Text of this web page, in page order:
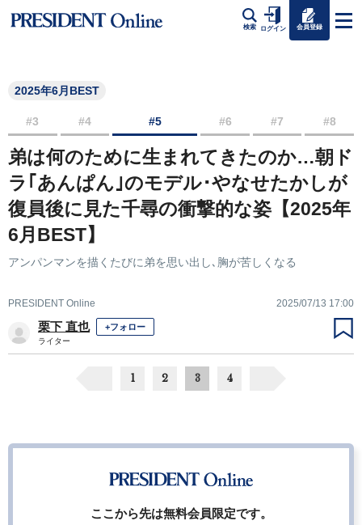
検索 ログイン 会員登録
2025年6月BEST
#3 #4 #5 #6 #7 #8
弟は何のために生まれてきたのか…朝ド
ラ｢あんぱん｣のモデル･やなせたかしが
復員後に見た千尋の衝撃的な姿【2025年
6月BEST】
アンパンマンを描くたびに弟を思い出し､胸が苦しくなる
PRESIDENT Online 2025/07/13 17:00
栗下 直也 +フォロー
ライター
1 2 3 4
ここから先は無料会員限定です。